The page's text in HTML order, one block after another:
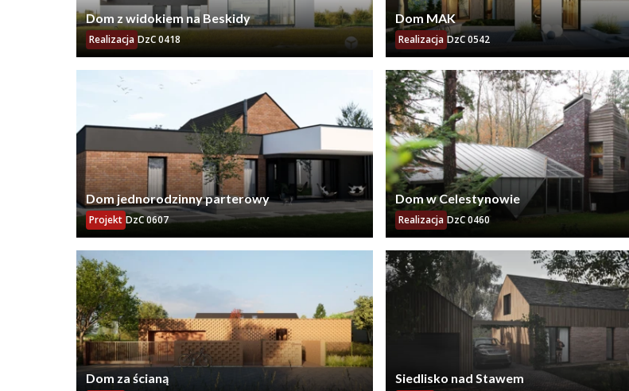
Dom z widokiem na Beskidy
Realizacja DzC 0418
Dom MAK
Realizacja DzC 0542
Dom jednorodzinny parterowy
Projekt DzC 0607
Dom w Celestynowie
Realizacja DzC 0460
Dom za ścianą Siedlisko nad Stawem